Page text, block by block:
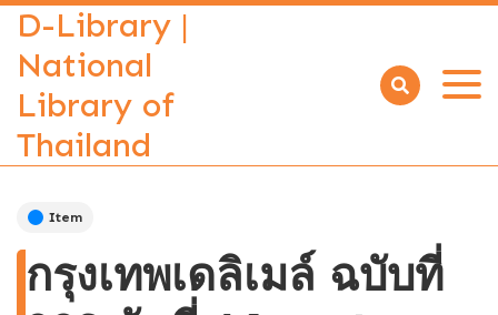
D-Library |
National
Library of
Thailand
Open
Item
กรุงเทพเดลิเมล์ ฉบับที่